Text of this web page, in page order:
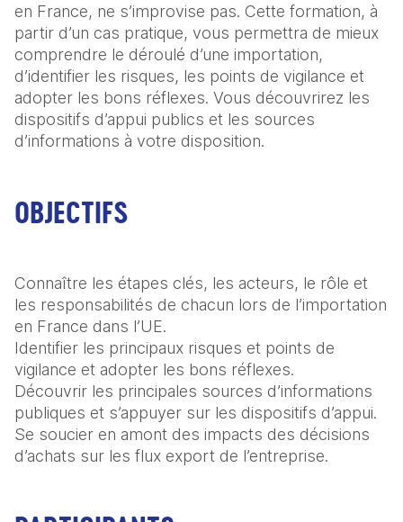
en France, ne s’improvise pas. Cette formation, à
partir d’un cas pratique, vous permettra de mieux
comprendre le déroulé d’une importation,
d’identifier les risques, les points de vigilance et
adopter les bons réflexes. Vous découvrirez les
dispositifs d’appui publics et les sources
d’informations à votre disposition.
OBJECTIFS
Connaître les étapes clés, les acteurs, le rôle et
les responsabilités de chacun lors de l’importation
en France dans l’UE.
Identifier les principaux risques et points de
vigilance et adopter les bons réflexes.
Découvrir les principales sources d’informations
publiques et s’appuyer sur les dispositifs d’appui.
Se soucier en amont des impacts des décisions
d’achats sur les flux export de l’entreprise.